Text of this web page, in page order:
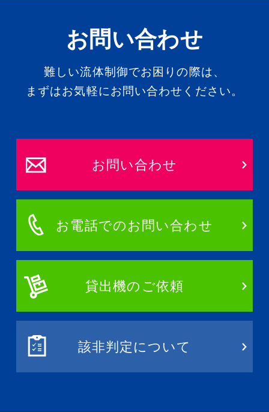
お問い合わせ
難しい流体制御でお困りの際は、
まずはお気軽にお問い合わせください。
お問い合わせ
お電話でのお問い合わせ
貸出機のご依頼
該非判定について